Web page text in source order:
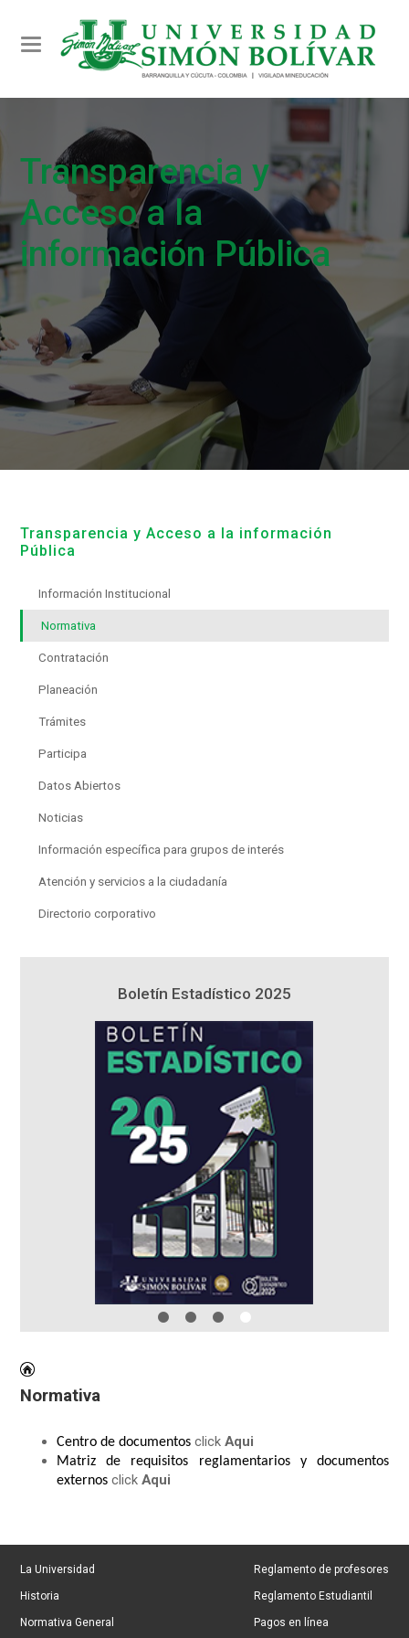
Toggle navigation
Transparencia y
Acceso a la
información Pública
Transparencia y Acceso a la información
Pública
Información Institucional
Normativa
Contratación
Planeación
Trámites
Participa
Datos Abiertos
Noticias
Información específica para grupos de interés
Atención y servicios a la ciudadanía
Directorio corporativo
Boletín Estadístico 2025
Normativa
Centro de documentosclickAqui
Matriz de requisitos reglamentarios y documentos
externosclickAqui
La Universidad
Historia
Normativa General
Reglamento de profesores
Reglamento Estudiantil
Pagos en línea